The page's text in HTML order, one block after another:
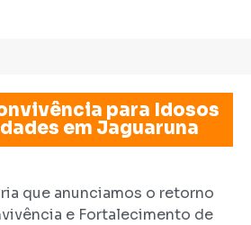
para Idosos
em Jaguaruna
que anunciamos o retorno
e Fortalecimento de